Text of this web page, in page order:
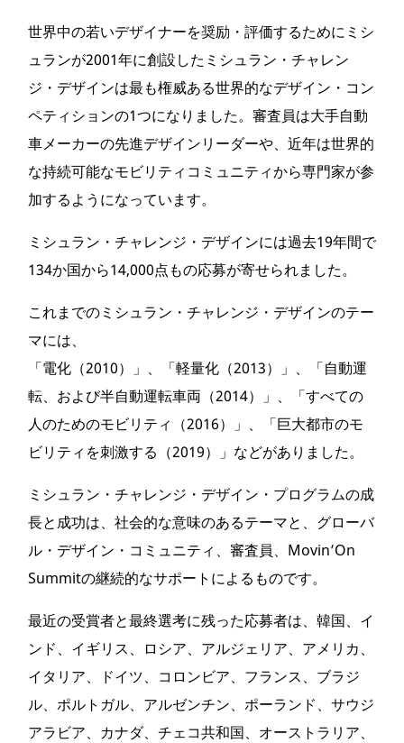
世界中の若いデザイナーを奨励・評価するためにミシ
ュランが2001年に創設したミシュラン・チャレン
ジ・デザインは最も権威ある世界的なデザイン・コン
ペティションの1つになりました。審査員は大手自動
車メーカーの先進デザインリーダーや、近年は世界的
な持続可能なモビリティコミュニティから専門家が参
加するようになっています。
ミシュラン・チャレンジ・デザインには過去19年間で
134か国から14,000点もの応募が寄せられました。
これまでのミシュラン・チャレンジ・デザインのテー
マには、
「電化（2010）」、「軽量化（2013）」、「自動運
転、および半自動運転車両（2014）」、「すべての
人のためのモビリティ（2016）」、「巨大都市のモ
ビリティを刺激する（2019）」などがありました。
ミシュラン・チャレンジ・デザイン・プログラムの成
長と成功は、社会的な意味のあるテーマと、グローバ
ル・デザイン・コミュニティ、審査員、Movin’On
Summitの継続的なサポートによるものです。
最近の受賞者と最終選考に残った応募者は、韓国、イ
ンド、イギリス、ロシア、アルジェリア、アメリカ、
イタリア、ドイツ、コロンビア、フランス、ブラジ
ル、ポルトガル、アルゼンチン、ポーランド、サウジ
アラビア、カナダ、チェコ共和国、オーストラリア、